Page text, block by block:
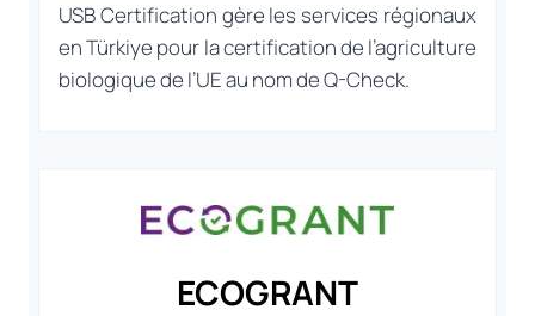
USB Certification gère les services régionaux
en Türkiye pour la certification de l’agriculture
biologique de l’UE au nom de Q-Check.
ECOGRANT